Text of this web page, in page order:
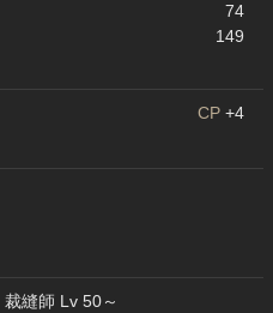
74
149
CP +4
裁縫師 Lv 50～